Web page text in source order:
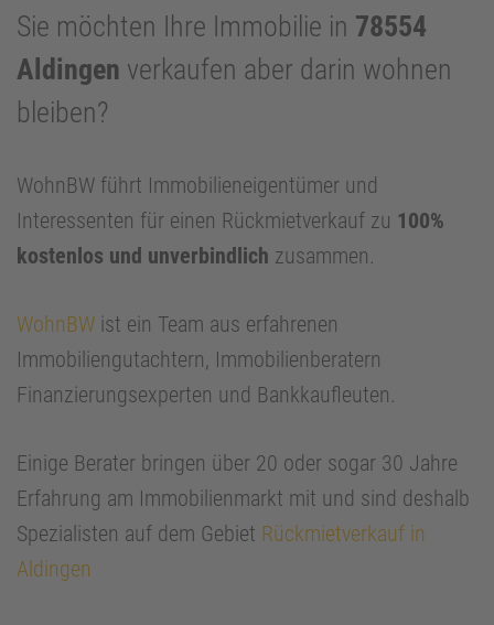
Sie möchten Ihre Immobilie in 78554
Aldingen verkaufen aber darin wohnen
bleiben?
WohnBW führt Immobilieneigentümer und
Interessenten für einen Rückmietverkauf zu 100%
kostenlos und unverbindlich zusammen.
WohnBW ist ein Team aus erfahrenen
Immobiliengutachtern, Immobilienberatern
Finanzierungsexperten und Bankkaufleuten.
Einige Berater bringen über 20 oder sogar 30 Jahre
Erfahrung am Immobilienmarkt mit und sind deshalb
Spezialisten auf dem Gebiet Rückmietverkauf in
Aldingen